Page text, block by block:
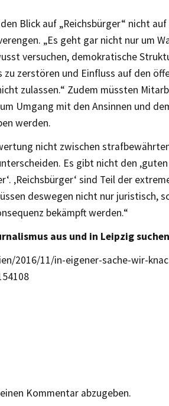
Blick auf „Reichsbürger“ nicht auf
„Es geht gar nicht nur um
versuchen, demokratische
zu zerstören und Einfluss auf den
zulassen.“ Zudem müssten
Umgang mit den Ansinnen und
werden.
nicht zwischen
Es gibt nicht den
‚Reichsbürger‘ sind Teil der
deswegen nicht nur juristisch,
bekämpft werden.“
aus und in Leipzig
2016/11/in-eigener-sache-wir-
Kommentar abzugeben.